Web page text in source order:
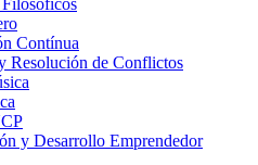
Contínua
Resolución de Conflictos
y Desarrollo Emprendedor